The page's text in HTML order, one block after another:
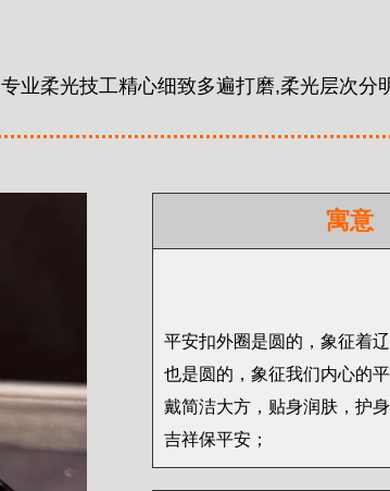
专业柔光技工精心细致多遍打磨,柔光层次分
寓意
平安扣外圈是圆的，象征着
也是圆的，象征我们内心的
戴简洁大方，贴身润肤，护
吉祥保平安；